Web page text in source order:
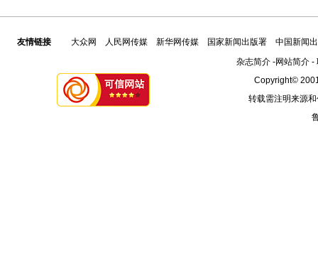
友情链接 大众网 人民网传媒 新华网传媒 国家新闻出版署
中国新闻
杂志简介-网站简介-
Copyright©
转载需注明来源